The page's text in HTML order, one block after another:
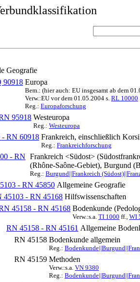
Geografie
90918 Europa
Bem.: (hier auch: EU insgesamt ab dem
Verw.:EU vor dem 01.05.2004 s. RL 10000
Reg.: Europaforschung
95918 Westeuropa
Reg.: Westeuropa
RN 60918 Frankreich, einschließlich
Reg.: Frankreichforschung
- RN Frankreich <Südost>
(Rhône-Saône-Gebiet), Burgund
Reg.: Burgund||Frankreich
- RN 45850 Allgemeine Geografie
45103 - RN 45168 Hilfswissenschaften
45158 - RN 45168 Bodenkunde
Verw.:s.a. TI 1000 ff., WI
RN 45158 - RN 45161 Allgemeine
RN 45158 Bodenkunde allgemein
Reg.:
RN 45159 Methoden
Verw.:s.a. VN 9380
Reg.: